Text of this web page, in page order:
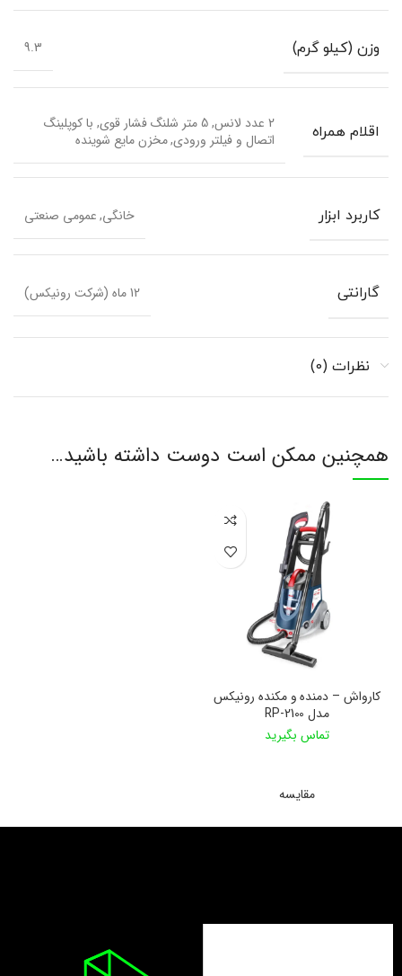
وزن (کیلو گرم) 9.3
اقلام همراه
2 عدد لانس, 5 متر شلنگ فشار قوی, با کوپلینگ
اتصال و فیلتر ورودی, مخزن مایع شوینده
کاربرد ابزار خانگی, عمومی صنعتی
گارانتی 12 ماه (شرکت رونیکس)
نظرات (0)
همچنین ممکن است دوست داشته باشید…
کارواش – دمنده و مکنده رونیکس
مدل RP-2100
تماس بگیرید
مقایسه